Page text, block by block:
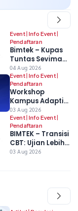
Event|Info Event|
Pendaftaran
Bimtek – Kupas
Tuntas Sevima
Platform: Untuk
Mengawal Awal
Tahun Akademik,
Stabilitas
Semester Ganjil,
dan Kesiapan
PDDikti
04 Aug 2026
Event|Info Event|
Pendaftaran
Workshop
Kampus Adaptif
2026 –
Transformasi
Digital dan
Strategi
Implementasi
Regulasi Terbaru
03 Aug 2026
Event|Info Event|
Pendaftaran
BIMTEK – Transisi
CBT: Ujian Lebih
Andal dan
03 Aug 2026